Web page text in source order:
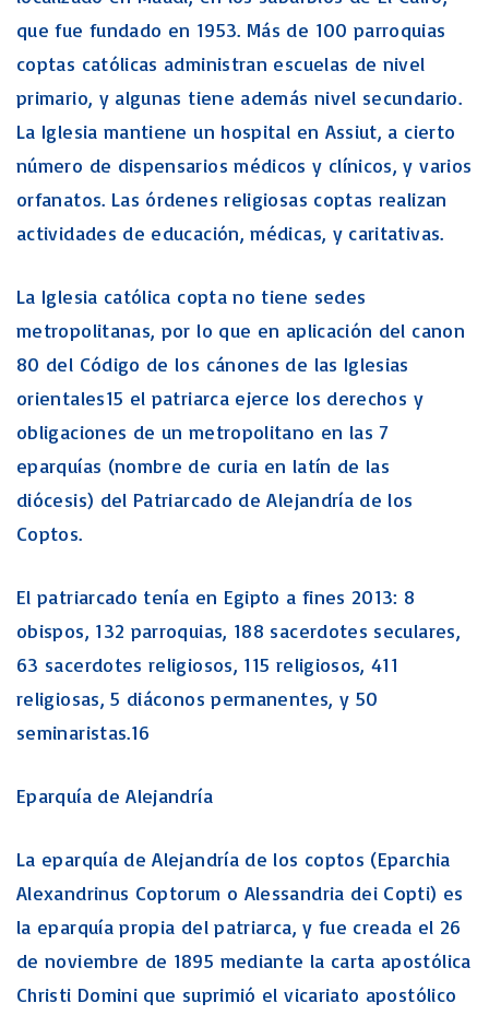
que fue fundado en 1953. Más de 100 parroquias
coptas católicas administran escuelas de nivel
primario, y algunas tiene además nivel secundario.
La Iglesia mantiene un hospital en Assiut, a cierto
número de dispensarios médicos y clínicos, y varios
orfanatos. Las órdenes religiosas coptas realizan
actividades de educación, médicas, y caritativas.
La Iglesia católica copta no tiene sedes
metropolitanas, por lo que en aplicación del canon
80 del Código de los cánones de las Iglesias
orientales15 el patriarca ejerce los derechos y
obligaciones de un metropolitano en las 7
eparquías (nombre de curia en latín de las
diócesis) del Patriarcado de Alejandría de los
Coptos.
El patriarcado tenía en Egipto a fines 2013: 8
obispos, 132 parroquias, 188 sacerdotes seculares,
63 sacerdotes religiosos, 115 religiosos, 411
religiosas, 5 diáconos permanentes, y 50
seminaristas.16
Eparquía de Alejandría
La eparquía de Alejandría de los coptos (Eparchia
Alexandrinus Coptorum o Alessandria dei Copti) es
la eparquía propia del patriarca, y fue creada el 26
de noviembre de 1895 mediante la carta apostólica
Christi Domini que suprimió el vicariato apostólico